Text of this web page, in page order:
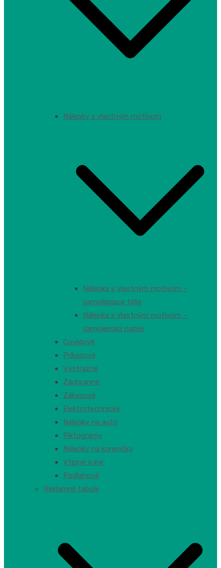
Nálepky s vlastným motívom
Nálepka s vlastným motívom –
samolepiaca fólia
Nálepka s vlastným motívom –
samolepiaci papier
Covidové
Príkazové
Výstražné
Záchranné
Zákazové
Elektrotechnické
Nálepky na auto
Piktogramy
Nálepky na koreničky
Vtipné a iné
Podlahové
Reklamné tabule